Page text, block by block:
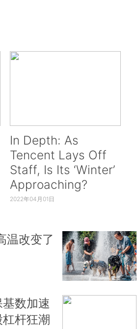
In Depth: As
Tencent Lays Off
Staff, Is Its ‘Winter’
Approaching?
2022年04月01日
温改变了
数加速
杠杆狂潮